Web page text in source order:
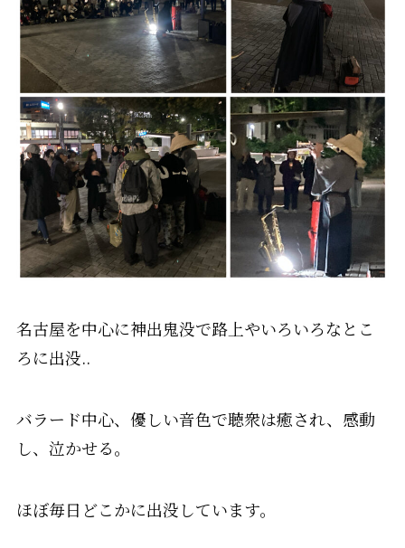
名古屋を中心に神出鬼没で路上やいろいろなとこ
ろに出没..
バラード中心、優しい音色で聴衆は癒され、感動
し、泣かせる。
ほぼ毎日どこかに出没しています。